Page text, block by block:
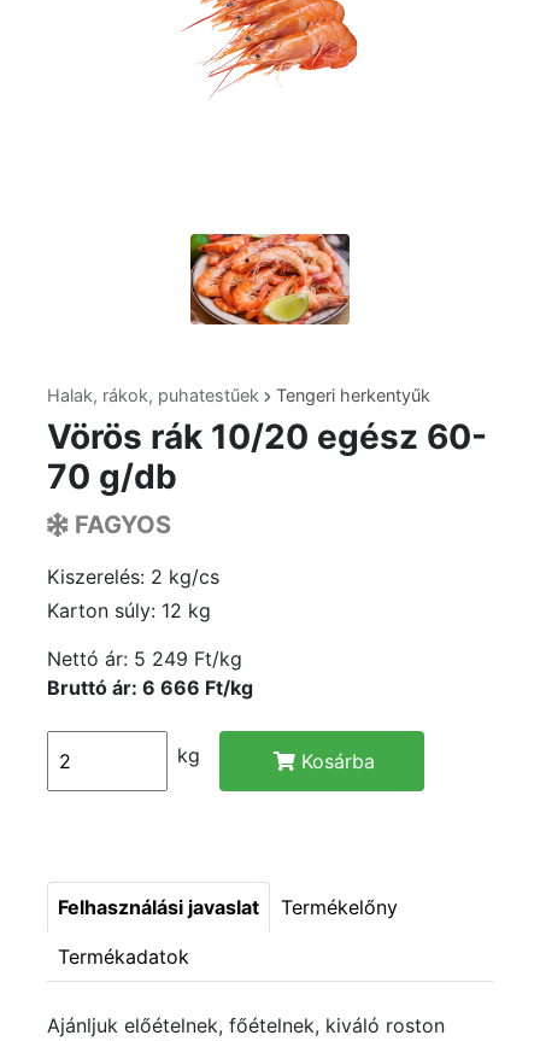
Halak, rákok, puhatestűek Tengeri herkentyűk
Vörös rák 10/20 egész 60-
70 g/db
FAGYOS
Kiszerelés: 2 kg/cs
Karton súly: 12 kg
Nettó ár: 5 249 Ft/kg
Bruttó ár: 6 666 Ft/kg
kg Kosárba
Felhasználási javaslat Termékelőny
Termékadatok
Ajánljuk előételnek, főételnek, kiváló roston